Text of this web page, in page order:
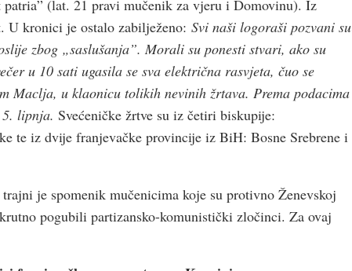
(lat. 21 pravi mučenik za vjeru i Domovinu). Iz
U kronici je ostalo zabilježeno: Svi naši logoraši pozvani su
zbog „saslušanja”. Morali su ponesti stvari, ako su
u 10 sati ugasila se sva električna rasvjeta, čuo se
Maclja, u klaonicu tolikih nevinih žrtava. Prema podacima
lipnja. Svećeničke žrtve su iz četiri biskupije:
te iz dvije franjevačke provincije iz BiH: Bosne Srebrene i
je spomenik mučenicima koje su protivno Ženevskoj
pogubili partizansko-komunistički zločinci. Za ovaj